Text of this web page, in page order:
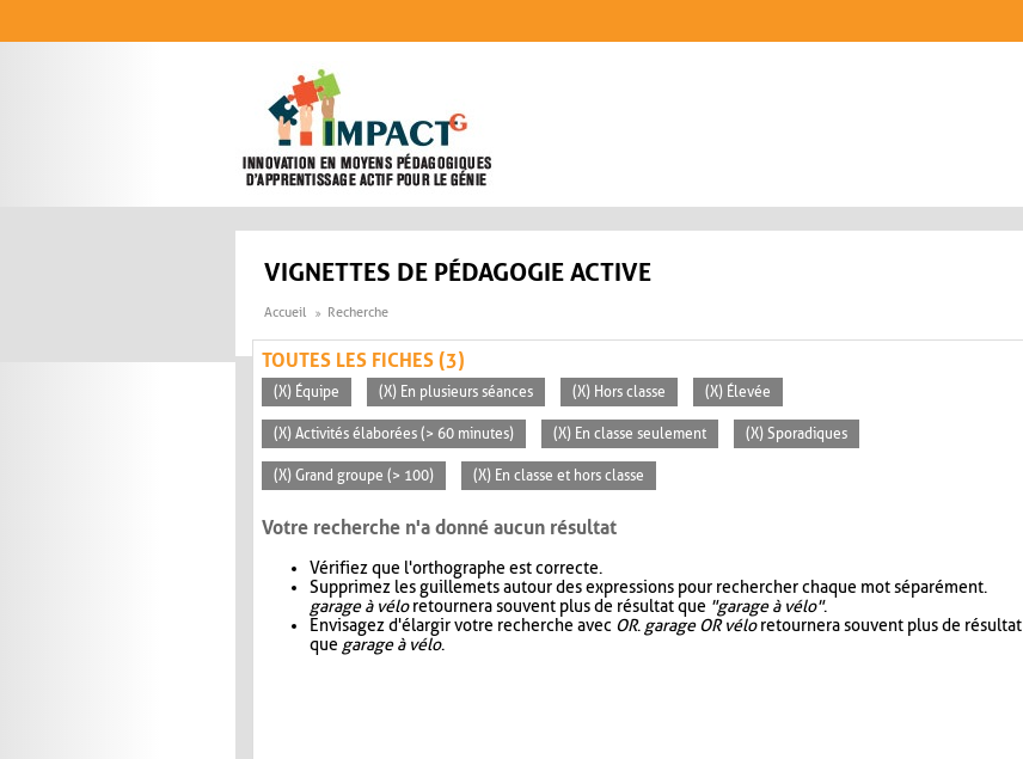
VIGNETTES DE PÉDAGOGIE ACTIVE
Accueil Recherche
TOUTES LES FICHES (3)
(X) Équipe (X) En plusieurs séances (X) Hors classe (X) Élevée
(X) Activités élaborées (> 60 minutes) (X) En classe seulement (X) Sporadiques
(X) Grand groupe (> 100) (X) En classe et hors classe
Votre recherche n'a donné aucun résultat
Vérifiez que l'orthographe est correcte.
Supprimez les guillemets autour des expressions pour rechercher chaque mot séparément.
garage à véloretournera souvent plus de résultat que "garage à vélo".
Envisagez d'élargir votre recherche avec OR. garage OR véloretournera souvent plus de résultat
que garage à vélo.